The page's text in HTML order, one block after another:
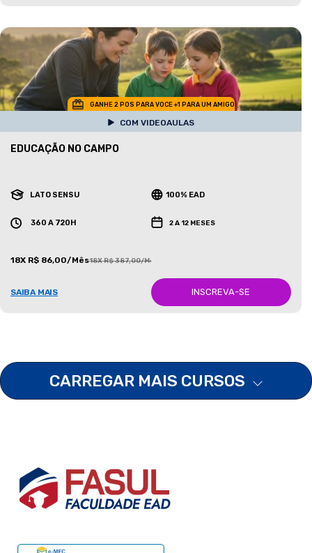
GANHE 2 POS PARA VOCE +1 PARA UM AMIGO
COM VIDEOAULAS
EDUCAÇÃO NO CAMPO
LATO SENSU 100% EAD
360 A 720H 2 A 12 MESES
18X R$ 86,00/Mês18X R$ 387,00/Mês
SAIBA MAIS INSCREVA-SE
CARREGAR MAIS CURSOS